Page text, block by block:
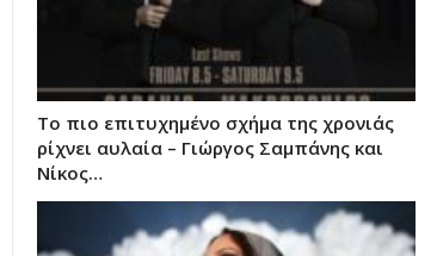
Το πιο επιτυχημένο σχήμα της χρονιάς
ρίχνει αυλαία – Γιώργος Σαμπάνης και
Νίκος…